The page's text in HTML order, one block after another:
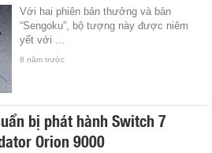
Với hai phiên bản thưởng và bản
“Sengoku”, bộ tượng này được niêm
yết với ...
8 năm trước
bị phát hành Switch 7
Orion 9000